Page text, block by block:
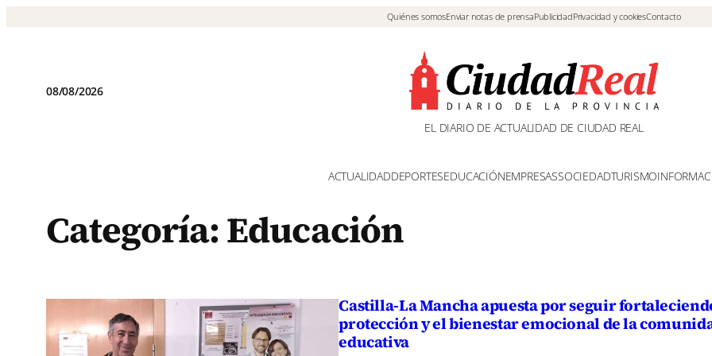
Quiénes somosEnviar notas de prensaPublicidadPrivacidad y cookiesContacto
08/08/2026
EL DIARIO DE ACTUALIDAD DE CIUDAD REAL
ACTUALIDADDEPORTESEDUCACIÓNEMPRESASSOCIEDADTURISMO
Categoría:Educación
Castilla-La Mancha apuesta por seguir
protección y el bienestar emocional de la
educativa